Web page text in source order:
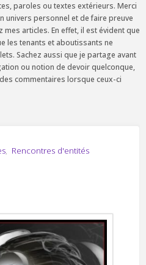
paroles ou textes extérieurs. Merci
univers personnel et de faire preuve
articles. En effet, il est évident que
les tenants et aboutissants ne
Sachez aussi que je partage avant
ou notion de devoir quelconque,
commentaires lorsque ceux-ci
, Rencontres d'entités